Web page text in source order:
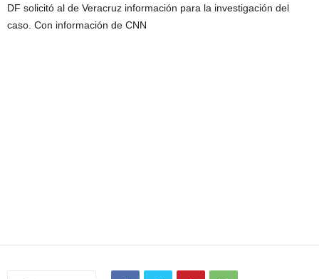
DF solicitó al de Veracruz información para la investigación del
caso. Con información de CNN